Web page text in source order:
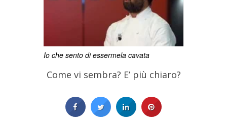
Io che sento di essermela cavata
Come vi sembra? E’ più chiaro?